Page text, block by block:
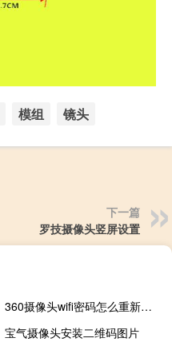
模组 镜头
下一篇
罗技摄像头竖屏设置
360摄像头wifi密码怎么重新连接
宝气摄像头安装二维码图片